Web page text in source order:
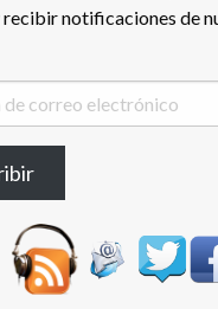
notificaciones de